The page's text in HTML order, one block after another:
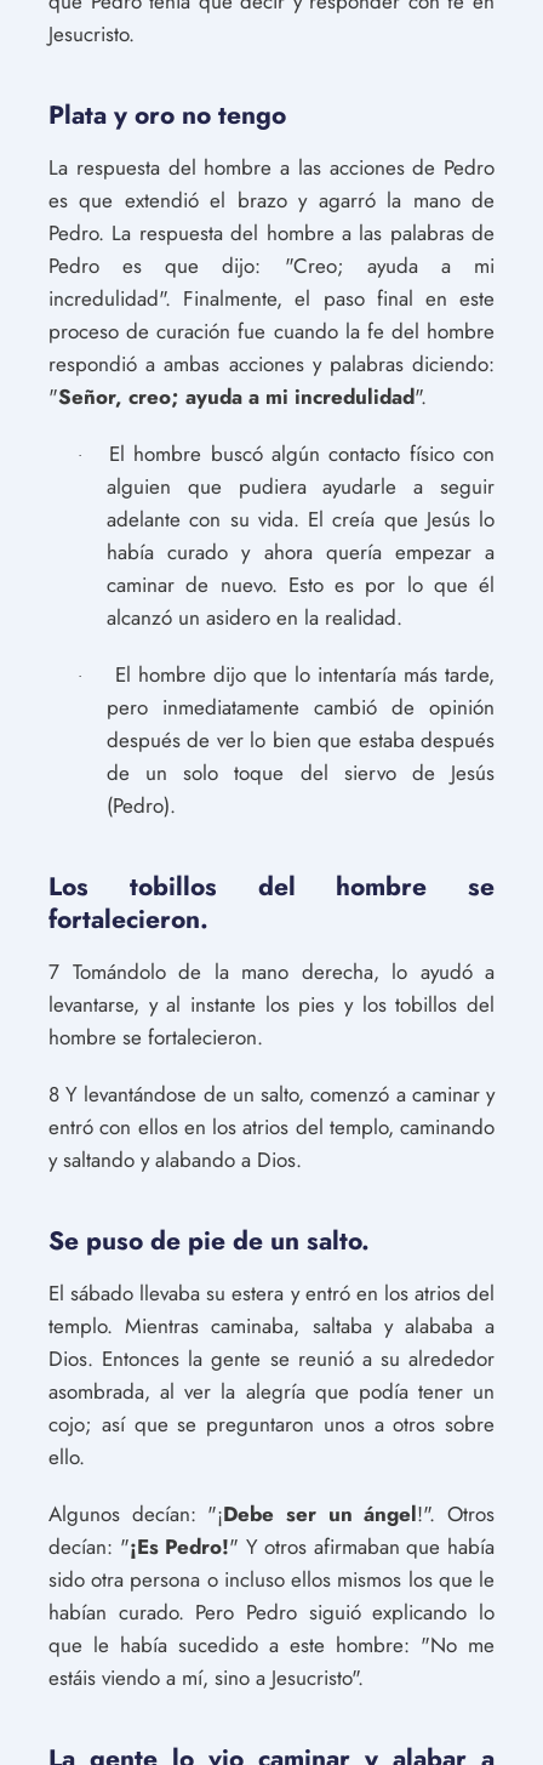
Jesucristo.
Plata y oro no tengo
La respuesta del hombre a las acciones de Pedro
es que extendió el brazo y agarró la mano de
Pedro. La respuesta del hombre a las palabras de
Pedro es que dijo: "Creo; ayuda a mi
incredulidad". Finalmente, el paso final en este
proceso de curación fue cuando la fe del hombre
respondió a ambas acciones y palabras diciendo:
"Señor, creo; ayuda a mi incredulidad".
·
El hombre buscó algún contacto físico con
alguien que pudiera ayudarle a seguir
adelante con su vida. El creía que Jesús lo
había curado y ahora quería empezar a
caminar de nuevo. Esto es por lo que él
alcanzó un asidero en la realidad.
·
El hombre dijo que lo intentaría más tarde,
pero inmediatamente cambió de opinión
después de ver lo bien que estaba después
de un solo toque del siervo de Jesús
(Pedro).
Los tobillos del hombre se
fortalecieron.
7 Tomándolo de la mano derecha, lo ayudó a
levantarse, y al instante los pies y los tobillos del
hombre se fortalecieron.
8 Y levantándose de un salto, comenzó a caminar y
entró con ellos en los atrios del templo, caminando
y saltando y alabando a Dios.
Se puso de pie de un salto.
El sábado llevaba su estera y entró en los atrios del
templo. Mientras caminaba, saltaba y alababa a
Dios. Entonces la gente se reunió a su alrededor
asombrada, al ver la alegría que podía tener un
cojo; así que se preguntaron unos a otros sobre
ello.
Algunos decían: "¡Debe ser un ángel!". Otros
decían: "¡Es Pedro!" Y otros afirmaban que había
sido otra persona o incluso ellos mismos los que le
habían curado. Pero Pedro siguió explicando lo
que le había sucedido a este hombre: "No me
estáis viendo a mí, sino a Jesucristo".